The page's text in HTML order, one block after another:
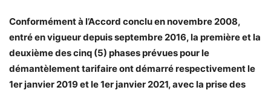
Conformément à l’Accord conclu en novembre 2008,
entré en vigueur depuis septembre 2016, la première et la
deuxième des cinq (5) phases prévues pour le
démantèlement tarifaire ont démarré respectivement le
1er janvier 2019 et le 1er janvier 2021, avec la prise des